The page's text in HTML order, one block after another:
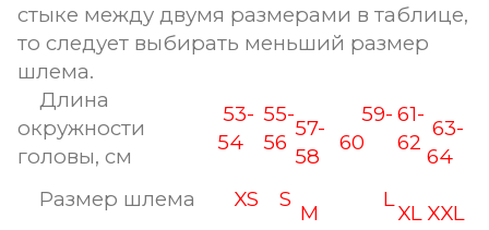
стыке между двумя размерами в таблице,
то следует выбирать меньший размер
шлема.
Длина
окружности
головы, см
53-
54
55-
56
57-
58
59-
60
61-
62
63-
64
Размер шлема
XS S
M
L
XL XXL